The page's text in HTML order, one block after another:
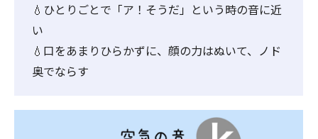
💧ひとりごとで「ア！そうだ」という時の音に近
い
💧口をあまりひらかずに、顔の力はぬいて、ノド
奥でならす